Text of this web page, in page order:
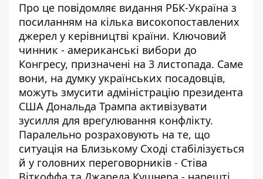
Про це повідомляє видання РБК-Україна з
посиланням на кілька високопоставлених
джерел у керівництві країни. Ключовий
чинник - американські вибори до
Конгресу, призначені на 3 листопада. Саме
вони, на думку українських посадовців,
можуть змусити адміністрацію президента
США Дональда Трампа активізувати
зусилля для врегулювання конфлікту.
Паралельно розраховують на те, що
ситуація на Близькому Сході стабілізується
й у головних переговорників - Стіва